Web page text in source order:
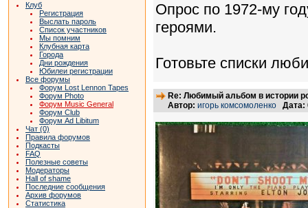
Клуб
Регистрация
Выслать пароль
Список участников
Мы помним
Клубная карта
Города
Дни рождения
Юбилеи регистрации
Все форумы
Форум Lost Lennon Tapes
Форум Photo
Форум Music General
Форум Club
Форум Ad Libitum
Чат (0)
Правила форумов
Подкасты
FAQ
Полезные советы
Модераторы
Hall of shame
Последние сообщения
Архив форумов
Статистика
Опрос по 1972-му
героями.
Готовьте списки
Re: Любимый альбом в истории
Автор: игорь комсомоленко Дата: